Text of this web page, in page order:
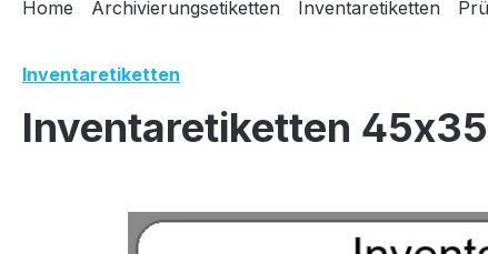
Home Archivierungsetiketten Inventaretiketten
Inventaretiketten
Inventaretiketten
Bildergalerie überspringen